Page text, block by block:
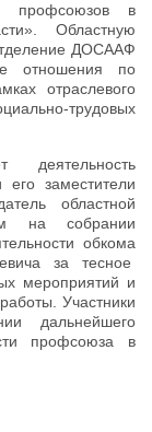
профсоюзов в
Областную
ДОСААФ
отношения по
отраслевого
трудовых
деятельность
заместители
областной
на собрании
обкома
за тесное
мероприятий и
Участники
дальнейшего
профсоюза в